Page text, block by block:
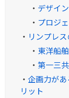
・ デザイ
・ プロジ
・ リンプレ
・ 東洋船
・ 第一三
・ 企画力が
リット